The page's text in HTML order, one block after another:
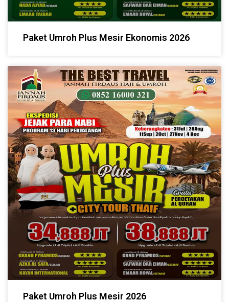
Paket Umroh Plus Mesir Ekonomis 2026
Paket Umroh Plus Mesir 2026